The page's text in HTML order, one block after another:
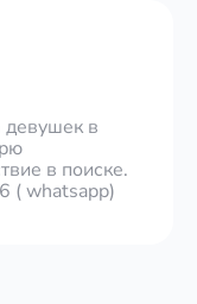
девушек в
в поиске.
( whatsapp)